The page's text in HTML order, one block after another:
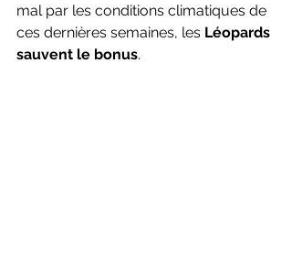
mal par les conditions climatiques de
ces dernières semaines, les Léopards
sauvent le bonus.